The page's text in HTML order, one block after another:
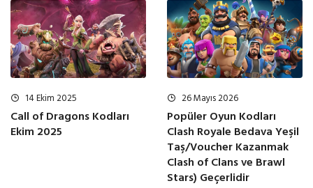
14 Ekim 2025
Call of Dragons Kodları
Ekim 2025
26 Mayıs 2026
Popüler Oyun Kodları
Clash Royale Bedava Yeşil
Taş/Voucher Kazanmak
Clash of Clans ve Brawl
Stars) Geçerlidir